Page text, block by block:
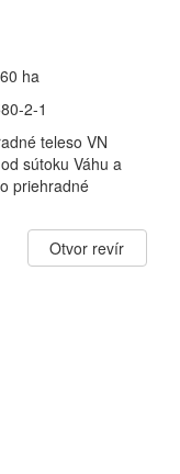
ha
2-1
teleso VN
sútoku Váhu a
priehradné
Otvor revír